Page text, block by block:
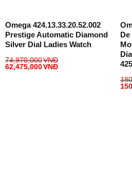
Omega 424.13.33.20.52.002
Prestige Automatic Diamond
Silver Dial Ladies Watch
74,970,000VNĐ
62,475,000VNĐ